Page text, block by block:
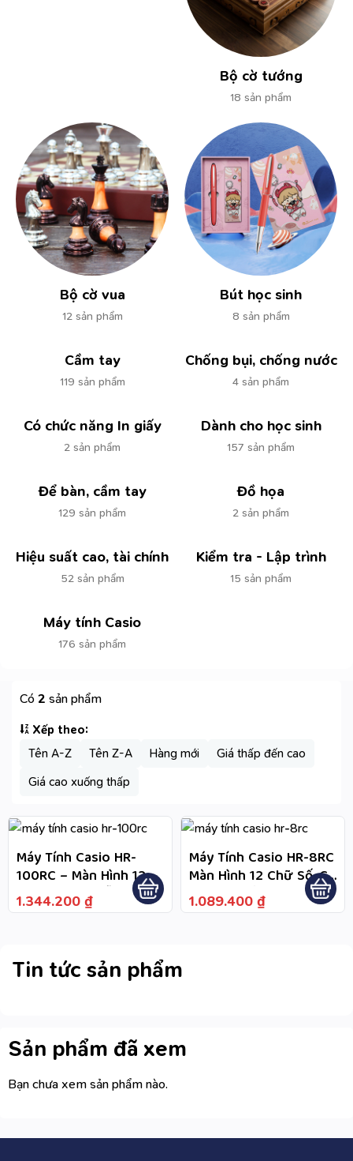
Bộ cờ tướng
18 sản phẩm
Bộ cờ vua
12 sản phẩm
Bút học sinh
8 sản phẩm
Cầm tay
119 sản phẩm
Chống bụi, chống nước
4 sản phẩm
Có chức năng In giấy
2 sản phẩm
Dành cho học sinh
157 sản phẩm
Để bàn, cầm tay
129 sản phẩm
Đồ họa
2 sản phẩm
Hiệu suất cao, tài chính
52 sản phẩm
Kiểm tra - Lập trình
15 sản phẩm
Máy tính Casio
176 sản phẩm
Có2 sản phẩm
Xếp theo:
Tên A-Z
Tên Z-A Hàng mới
Giá thấp đến cao
Giá cao xuống thấp
Máy Tính Casio HR-
100RC – Màn Hình 12
Chữ Số Lớn, Dễ Quan
Sát Dữ Liệu, Có Chức
1.344.200 ₫
Máy Tính Casio HR-8RC
Màn Hình 12 Chữ Số, Có
In Giấy, Kiểm Tra 150
Bước
1.089.400 ₫
Tin tức sản phẩm
Sản phẩm đã xem
Bạn chưa xem sản phẩm nào.